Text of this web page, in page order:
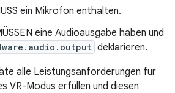
ein Mikrofon enthalten.
eine Audioausgabe haben und
deklarieren.
alle Leistungsanforderungen für
VR-Modus erfüllen und diesen